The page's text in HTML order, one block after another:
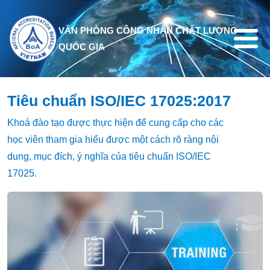
Nhảy đến nội dung
VĂN PHÒNG CÔNG NHẬN CHẤT LƯỢNG
QUỐC GIA
Tiêu chuẩn ISO/IEC 17025:2017
Khoá đào tạo được thực hiện để cung cấp cho các
học viên tham gia hiểu được một cách rõ ràng nội
dung, mục đích, ý nghĩa của tiêu chuẩn ISO/IEC
17025.